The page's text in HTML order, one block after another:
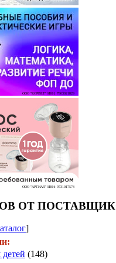
ООО "КОРВЕТ" ИНН: 7803021829
ООО "АРТИАЛ" ИНН: 9731017574
ОТ
]
(148)